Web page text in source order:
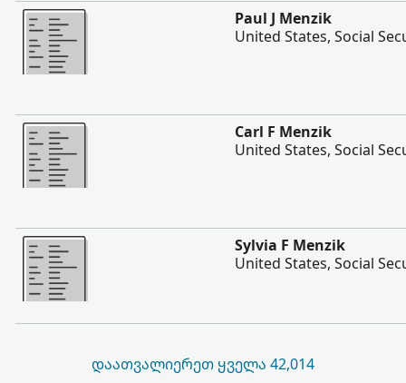
შევიტყოთ მეტი
Paul J Menzik
United States, Social
შევიტყოთ მეტი
Carl F Menzik
United States, Social
შევიტყოთ მეტი
Sylvia F Menzik
United States, Social
ᲓᲐᲐᲗᲕᲐᲚᲘᲔᲠᲔᲗ ᲧᲕᲔᲚᲐ 42,014